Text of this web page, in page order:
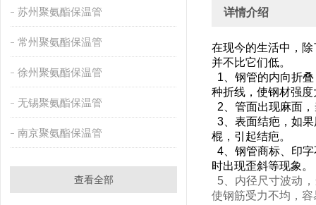
苏州聚氨酯保温管
常州聚氨酯保温管
徐州聚氨酯保温管
无锡聚氨酯保温管
南京聚氨酯保温管
查看全部
详情介绍
在现今的生活中，
并不比它们低。
1、钢管的内向折
种折线，使钢材
2、管面出现麻面
3、表面结疤，如
棍，引起结疤。
4、钢管商标、印
时出现歪斜等现象。
5、内径尺寸波动
使钢筋受力不均，容